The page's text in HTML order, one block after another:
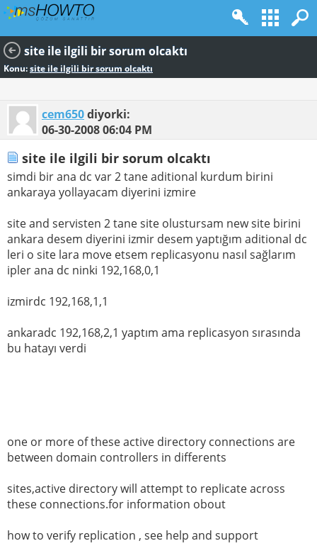
site ile ilgili bir sorum olcaktı
Konu:site ile ilgili bir sorum olcaktı
cem650diyorki:
06-30-200806:04 PM
site ile ilgili bir sorum olcaktı
simdi bir ana dc var 2 tane aditional kurdum birini
ankaraya yollayacam diyerini izmire
site and servisten 2 tane site olustursam new site birini
ankara desem diyerini izmir desem yaptığım aditional dc
leri o site lara move etsem replicasyonu nasıl sağlarım
ipler ana dc ninki 192,168,0,1
izmirdc 192,168,1,1
ankaradc 192,168,2,1 yaptım ama replicasyon sırasında
bu hatayı verdi
one or more of these active directory connections are
between domain controllers in differents
sites,active directory will attempt to replicate across
these connections.for information obout
how to verify replication , see help and support